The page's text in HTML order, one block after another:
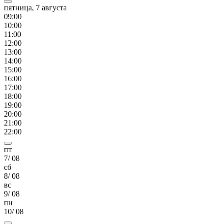
пятница, 7 августа
09:00
10:00
11 :00
12:00
13:00
14:00
15:00
16:00
17:00
18:00
19:00
20:00
21 :00
22:00
пт
7/08
сб
8/08
вс
9/08
пн
10/08